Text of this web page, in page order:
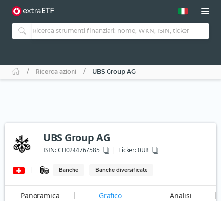
Ricerca azioni UBS Group AG
UBS Group AG
ISIN:CH0244767585 Ticker:0UB
Banche Banche diversificate
Panoramica Grafico Analisi